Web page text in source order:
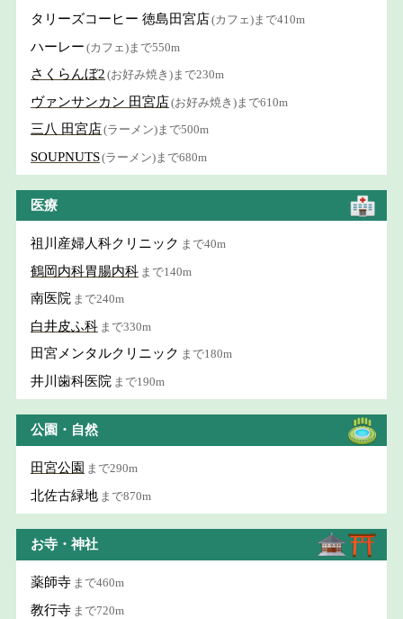
タリーズコーヒー 徳島田宮店(カフェ)まで410m
ハーレー (カフェ)まで550m
さくらんぼ2 (お好み焼き)まで230m
ヴァンサンカン 田宮店(お好み焼き)まで610m
三八 田宮店(ラーメン)まで500m
SOUPNUTS(ラーメン)まで680m
医療
祖川産婦人科クリニック まで40m
鶴岡内科胃腸内科 まで140m
南医院 まで240m
白井皮ふ科 まで330m
田宮メンタルクリニック まで180m
井川歯科医院 まで190m
公園・自然
田宮公園 まで290m
北佐古緑地 まで870m
お寺・神社
薬師寺 まで460m
教行寺 まで720m